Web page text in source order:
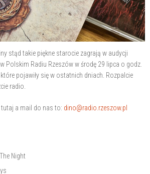
stąd takie piękne starocie zagrają w audycji
Polskim Radiu Rzeszów w środę 29 lipca o godz.
pojawiły się w ostatnich dniach. Rozpalcie
radio.
a mail do nas to: dino@radio.rzeszow.pl
Night